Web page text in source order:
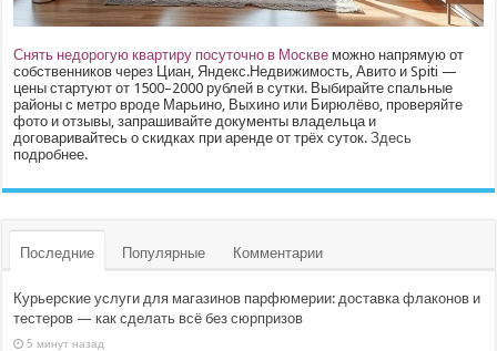
Снять недорогую квартиру посуточно в Москве можно напрямую от
собственников через Циан, Яндекс.Недвижимость, Авито и Spiti —
цены стартуют от 1500–2000 рублей в сутки. Выбирайте спальные
районы с метро вроде Марьино, Выхино или Бирюлёво, проверяйте
фото и отзывы, запрашивайте документы владельца и
договаривайтесь о скидках при аренде от трёх суток.Здесь
подробнее.
Последние Популярные Комментарии
Курьерские услуги для магазинов парфюмерии: доставка флаконов и
тестеров — как сделать всё без сюрпризов
5 минут назад